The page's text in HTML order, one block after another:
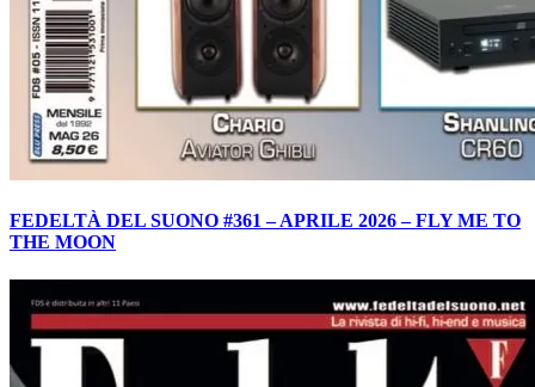
FEDELTÀ DEL SUONO #361 – APRILE 2026 – FLY ME TO
THE MOON